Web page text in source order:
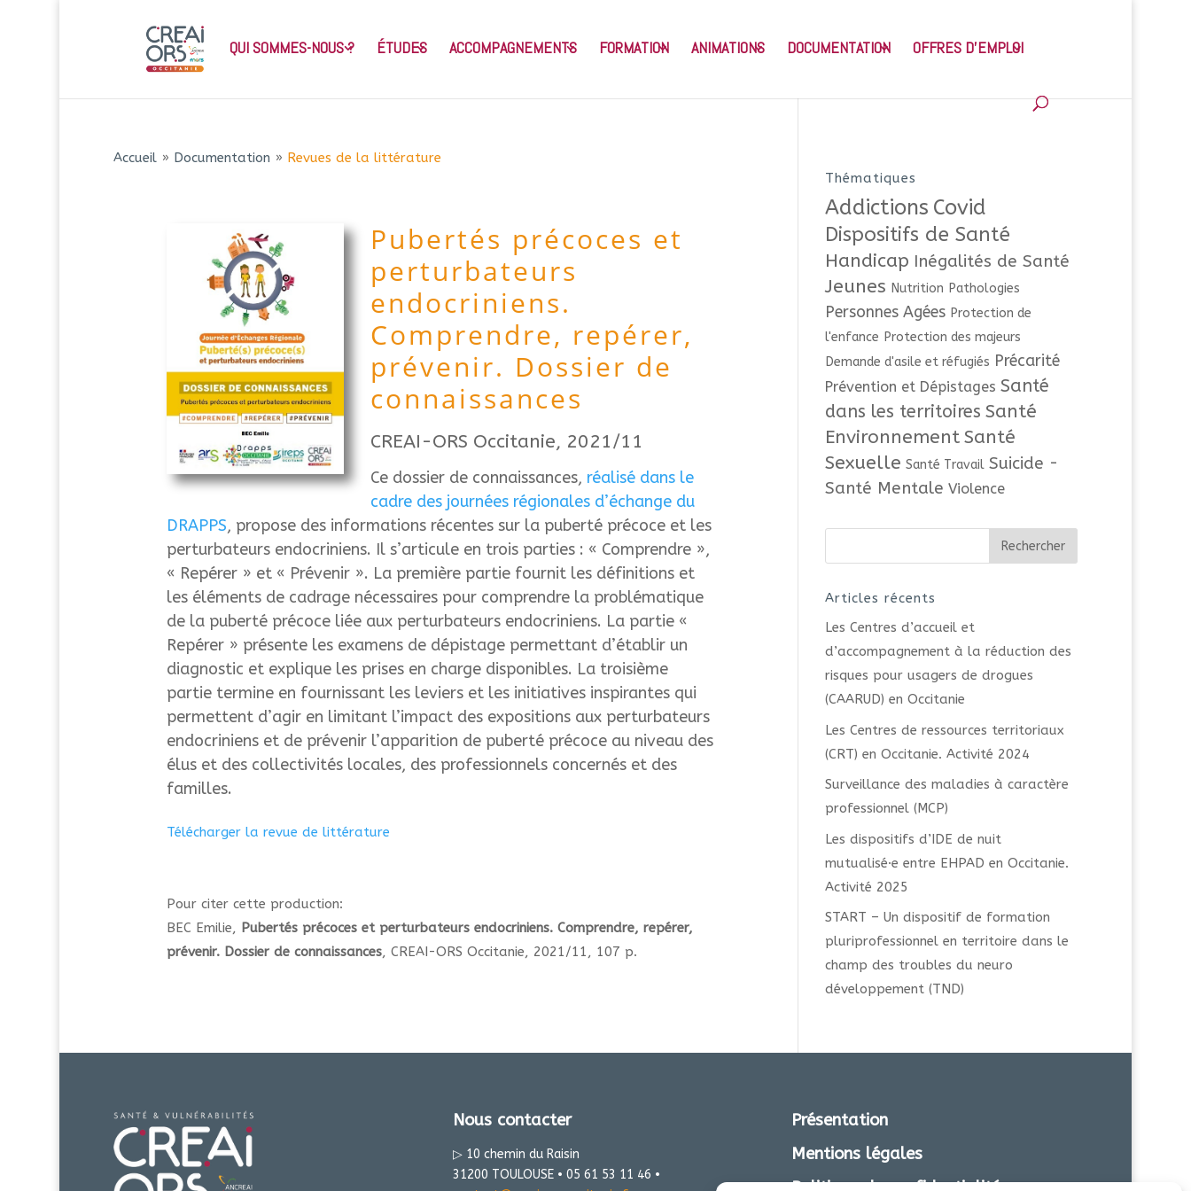
QUI SOMMES-NOUS ? ÉTUDES ACCOMPAGNEMENTS FORMATION ANIMATIONS DOCUMENTATION OFFRES D’EMPLOI
Accueil» Documentation » Revues de la littérature
Pubertés précoces et
perturbateurs
endocriniens.
Comprendre, repérer,
prévenir. Dossier de
connaissances
CREAI-ORS Occitanie, 2021/11
Ce dossier de connaissances, réalisé dans le
cadre des journées régionales d’échange du
DRAPPS, propose des informations récentes sur la puberté précoce et les
perturbateurs endocriniens. Il s’articule en trois parties : « Comprendre»,
« Repérer» et « Prévenir». La première partie fournit les définitions et
les éléments de cadragenécessaires pour comprendre la problématique
de la puberté précoce liée aux perturbateurs endocriniens. La partie «
Repérer » présente les examens de dépistage permettant d’établir un
diagnostic et explique les prises en charge disponibles. La troisième
partie termine en fournissant les leviers et les initiatives inspirantes qui
permettent d’agir en limitant l’impact des expositions aux perturbateurs
endocriniens et de prévenir l’apparition de puberté précoce au niveau des
élus et des collectivités locales, des professionnels concernés et des
familles.
Télécharger la revue de littérature
Pour citer cette production:
BEC Emilie, Pubertés précoces et perturbateurs endocriniens. Comprendre, repérer,
prévenir. Dossier de connaissances, CREAI-ORS Occitanie, 2021/11, 107 p.
Thématiques
Addictions Covid
Dispositifs de Santé
Handicap Inégalités de Santé
Jeunes Nutrition Pathologies
Personnes Agées Protection de
l'enfance Protection des majeurs
Demande d'asile et réfugiés Précarité
Prévention et Dépistages Santé
dans les territoires Santé
Environnement Santé
Sexuelle Santé Travail Suicide -
Santé Mentale Violence
Articles récents
Les Centres d’accueil et
d’accompagnement à la réduction des
risques pour usagers de drogues
(CAARUD) en Occitanie
Les Centres de ressources territoriaux
(CRT) en Occitanie. Activité 2024
Surveillance des maladies à caractère
professionnel (MCP)
Les dispositifs d’IDE de nuit
mutualisé·e entre EHPAD en Occitanie.
Activité 2025
START – Un dispositif de formation
pluriprofessionnel en territoire dans le
champ des troubles du neuro
développement (TND)
Nous contacter
▷ 10 chemin du Raisin
31200 TOULOUSE • 05 61 53 11 46 •
Présentation
Mentions légales